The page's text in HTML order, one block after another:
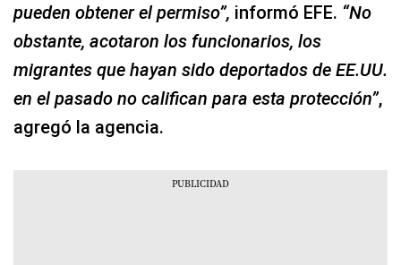
pueden obtener el permiso”, informó EFE. “No
obstante, acotaron los funcionarios, los
migrantes que hayan sido deportados de EE.UU.
en el pasado no califican para esta protección”,
agregó la agencia.